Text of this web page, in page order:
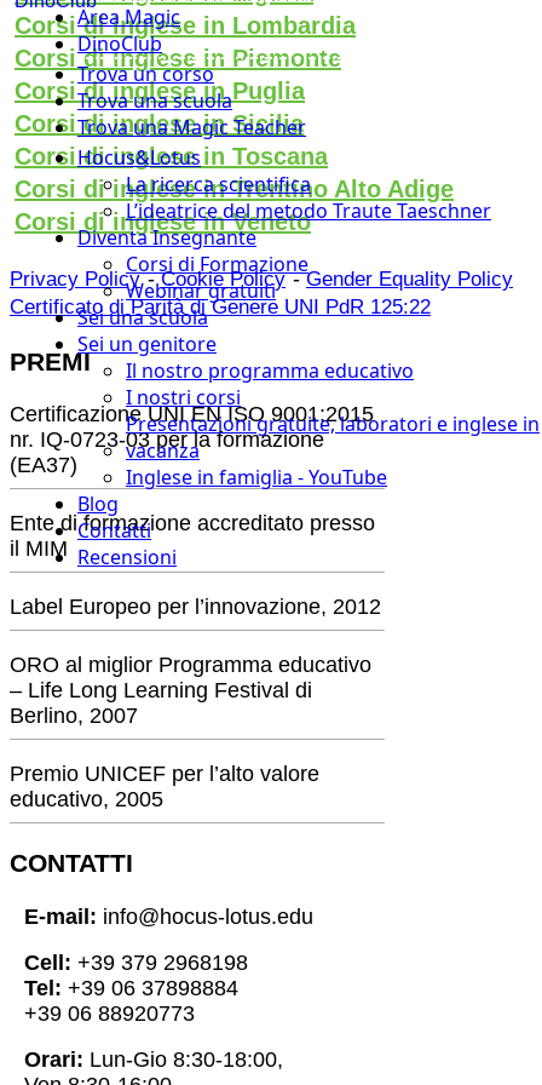
Area Magic
DinoClub
Trova un corso
Trova una scuola
Trova una Magic Teacher
Hocus&Lotus
La ricerca scientifica
L’ideatrice del metodo Traute Taeschner
Diventa Insegnante
Corsi di Formazione
Webinar gratuiti
Sei una scuola
Sei un genitore
Il nostro programma educativo
I nostri corsi
Presentazioni gratuite, laboratori e inglese in
vacanza
Inglese in famiglia - YouTube
Blog
Contatti
Recensioni
Corsi di inglese in Lombardia
Corsi di inglese in Piemonte
Corsi di inglese in Puglia
Corsi di inglese in Sicilia
Corsi di inglese in Toscana
Corsi di inglese in Trentino Alto Adige
Corsi di inglese in Veneto
Privacy Policy-Cookie Policy-Gender Equality Policy
Certificato di Parità di Genere UNI PdR 125:22
PREMI
Certificazione UNI EN ISO 9001:2015
nr. IQ-0723-03 per la formazione
(EA37)
Ente di formazione accreditato presso
il MIM
Label Europeo per l’innovazione, 2012
ORO al miglior Programma educativo
– Life Long Learning Festival di
Berlino, 2007
Premio UNICEF per l’alto valore
educativo, 2005
CONTATTI
E-mail: info@hocus-lotus.edu
Cell: +39 379 2968198
Tel: +39 06 37898884
+39 06 88920773
Orari: Lun-Gio 8:30-18:00,